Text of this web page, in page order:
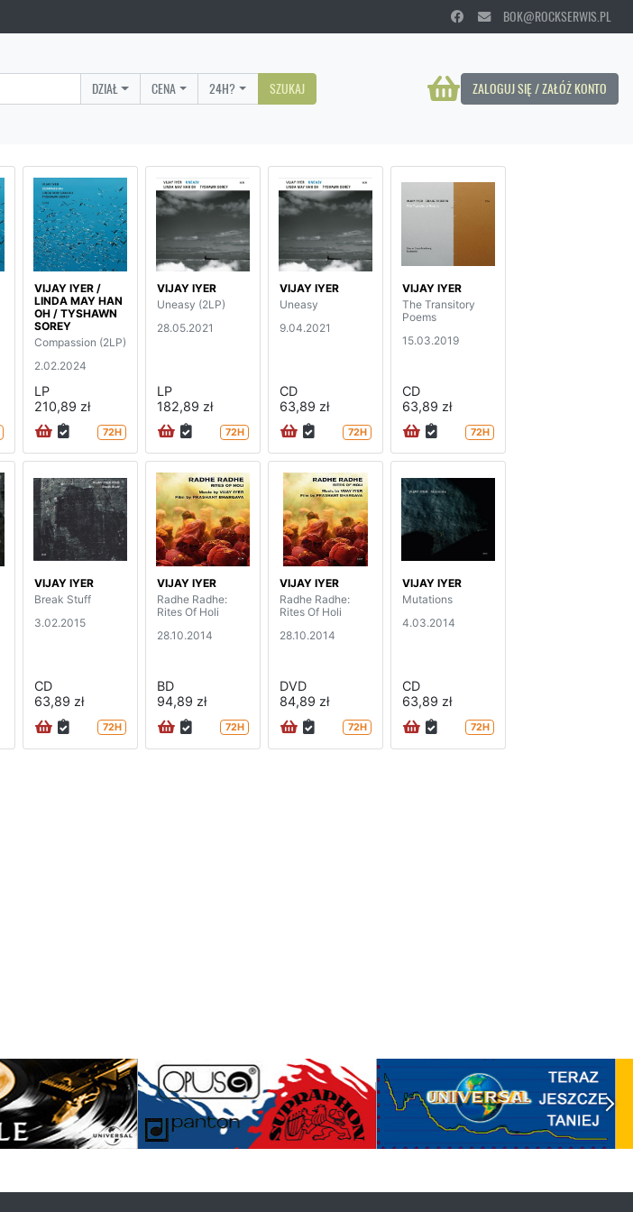
BOK@ROCKSERWIS.PL
ZALOGUJ SIĘ / ZAŁÓŻ KONTO
DZIAŁ CENA 24H? SZUKAJ
VIJAY IYER /
LINDA MAY HAN
OH / TYSHAWN
SOREY
Compassion (2LP)
2.02.2024
LP
210,89 zł
72H
VIJAY IYER
Uneasy (2LP)
28.05.2021
LP
182,89 zł
72H
VIJAY IYER
Uneasy
9.04.2021
CD
63,89 zł
72H
VIJAY IYER
The Transitory
Poems
15.03.2019
CD
63,89 zł
72H
VIJAY IYER
Break Stuff
3.02.2015
CD
63,89 zł
72H
VIJAY IYER
Radhe Radhe:
Rites Of Holi
28.10.2014
BD
94,89 zł
72H
VIJAY IYER
Radhe Radhe:
Rites Of Holi
28.10.2014
DVD
84,89 zł
72H
VIJAY IYER
Mutations
4.03.2014
CD
63,89 zł
72H